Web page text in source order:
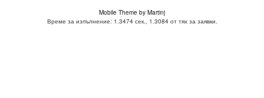
Mobile Theme by Martinj
Време за изпълнение: 1.3474 сек., 1.3084 от тях за заявки.